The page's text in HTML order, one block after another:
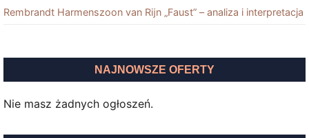
Rembrandt Harmenszoon van Rĳn „Faust” – analiza i interpretacja
NAJNOWSZE OFERTY
Nie masz żadnych ogłoszeń.